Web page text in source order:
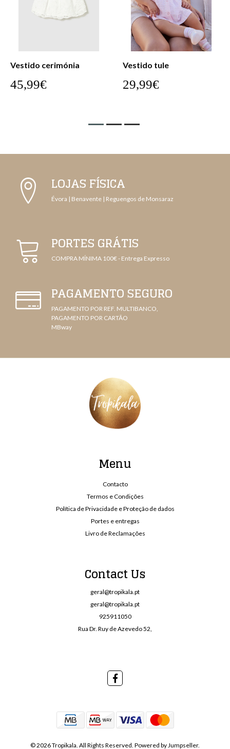
Vestido cerimónia
45,99€
Vestido tule
29,99€
LOJAS FÍSICA
Évora | Benavente | Reguengos de Monsaraz
PORTES GRÁTIS
COMPRA MÍNIMA 100€ - Entrega Expresso
PAGAMENTO SEGURO
PAGAMENTO POR REF. MULTIBANCO,
PAGAMENTO POR CARTÃO
MBway
Menu
Contacto
Termos e Condições
Política de Privacidade e Proteção de dados
Portes e entregas
Livro de Reclamações
Contact Us
geral@tropikala.pt
geral@tropikala.pt
925911050
Rua Dr. Ruy de Azevedo 52,
© 2026 Tropikala. All Rights Reserved. Powered by Jumpseller.